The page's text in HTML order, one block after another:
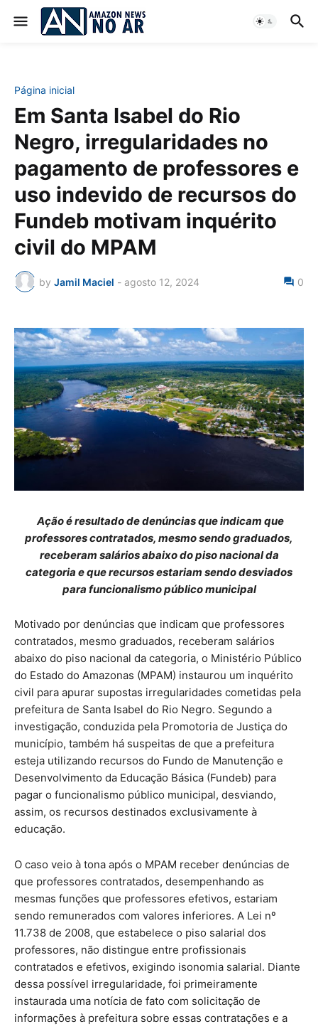
Página inicial
Em Santa Isabel do Rio
Negro, irregularidades no
pagamento de professores e
uso indevido de recursos do
Fundeb motivam inquérito
civil do MPAM
by Jamil Maciel - agosto 12, 2024 0
Ação é resultado de denúncias que indicam que
professores contratados, mesmo sendo graduados,
receberam salários abaixo do piso nacional da
categoria e que recursos estariam sendo desviados
para funcionalismo público municipal
Motivado por denúncias que indicam que professores
contratados, mesmo graduados, receberam salários
abaixo do piso nacional da categoria, o Ministério Público
do Estado do Amazonas (MPAM) instaurou um inquérito
civil para apurar supostas irregularidades cometidas pela
prefeitura de Santa Isabel do Rio Negro. Segundo a
investigação, conduzida pela Promotoria de Justiça do
município, também há suspeitas de que a prefeitura
esteja utilizando recursos do Fundo de Manutenção e
Desenvolvimento da Educação Básica (Fundeb) para
pagar o funcionalismo público municipal, desviando,
assim, os recursos destinados exclusivamente à
educação.
O caso veio à tona após o MPAM receber denúncias de
que professores contratados, desempenhando as
mesmas funções que professores efetivos, estariam
sendo remunerados com valores inferiores. A Lei nº
11.738 de 2008, que estabelece o piso salarial dos
professores, não distingue entre profissionais
contratados e efetivos, exigindo isonomia salarial. Diante
dessa possível irregularidade, foi primeiramente
instaurada uma notícia de fato com solicitação de
informações à prefeitura sobre essas contratações e a